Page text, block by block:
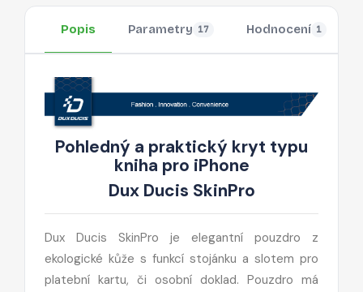
Popis Parametry 17 Hodnocení 1
Pohledný a praktický kryt typu
kniha pro iPhone
Dux Ducis SkinPro
Dux Ducis SkinPro je elegantní pouzdro z
ekologické kůže s funkcí stojánku a slotem pro
platební kartu, či osobní doklad. Pouzdro má